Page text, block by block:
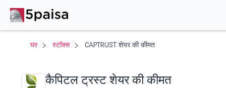
घर स्टॉक्स CAPTRUST शेयर की कीमत
कैपिटल ट्रस्ट शेयर की कीमत